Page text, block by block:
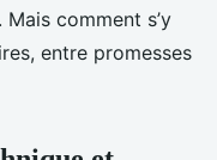
comment s’y
entre promesses